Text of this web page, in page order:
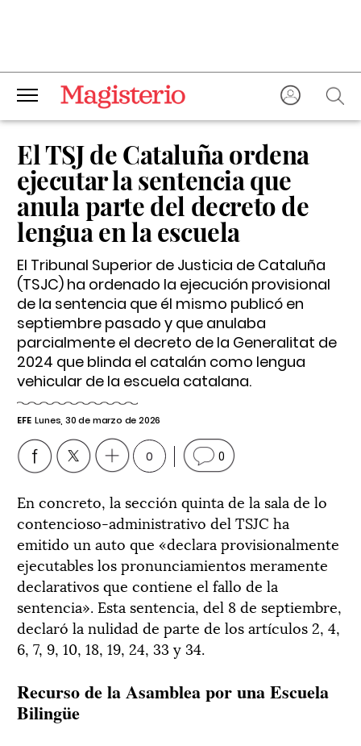
El TSJ de Cataluña ordena
ejecutar la sentencia que
anula parte del decreto de
lengua en la escuela
El Tribunal Superior de Justicia de Cataluña
(TSJC) ha ordenado la ejecución provisional
de la sentencia que él mismo publicó en
septiembre pasado y que anulaba
parcialmente el decreto de la Generalitat de
2024 que blinda el catalán como lengua
vehicular de la escuela catalana.
EFE Lunes, 30 de marzo de 2026
0 0
En concreto, la sección quinta de la sala de lo
contencioso-administrativo del TSJC ha
emitido un auto que «declara provisionalmente
ejecutables los pronunciamientos meramente
declarativos que contiene el fallo de la
sentencia». Esta sentencia, del 8 de septiembre,
declaró la nulidad de parte de los artículos 2, 4,
6, 7, 9, 10, 18, 19, 24, 33 y 34.
Recurso de la Asamblea por una Escuela
Bilingüe